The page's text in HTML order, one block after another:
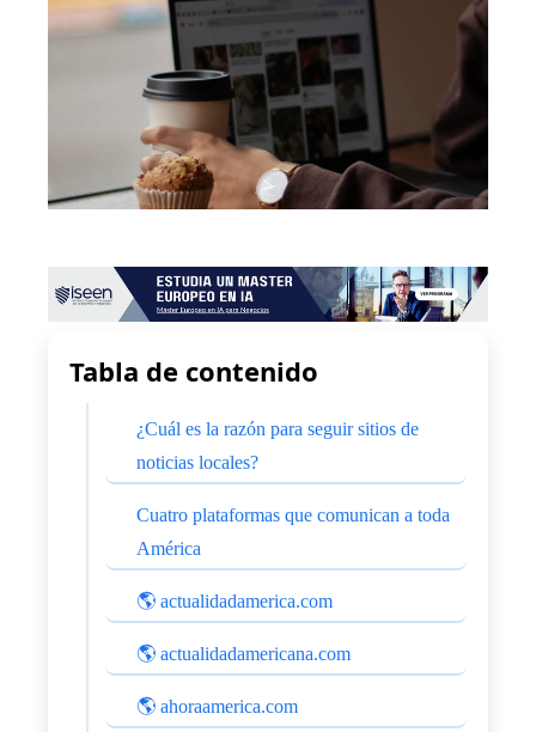
Tabla de contenido
¿Cuál es la razón para seguir sitios de
noticias locales?
Cuatro plataformas que comunican a toda
América
🌎 actualidadamerica.com
🌎 actualidadamericana.com
🌎 ahoraamerica.com